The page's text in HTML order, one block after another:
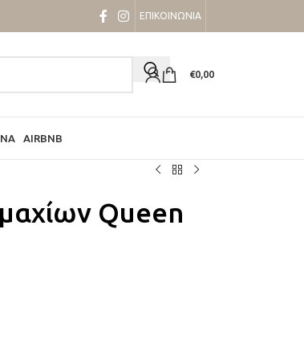
ΕΠΙΚΟΙΝΩΝΙΑ
€0,00
AIRBNB
Queen